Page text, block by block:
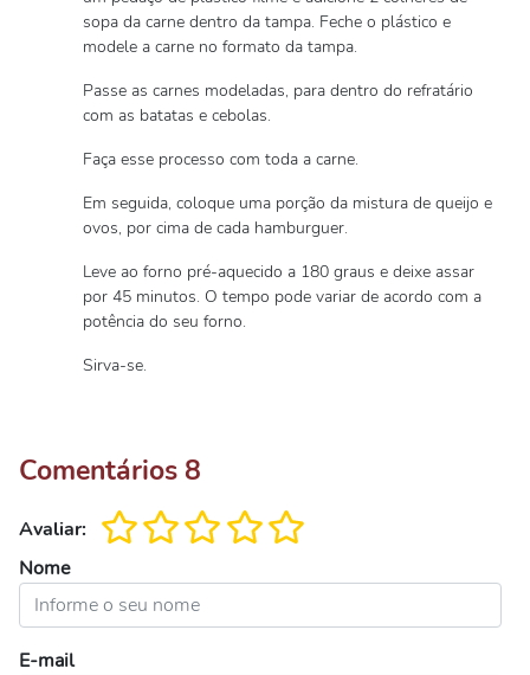
sopa da carne dentro da tampa. Feche o plástico e
modele a carne no formato da tampa.
Passe as carnes modeladas, para dentro do refratário
com as batatas e cebolas.
Faça esse processo com toda a carne.
Em seguida, coloque uma porção da mistura de queijo e
ovos, por cima de cada hamburguer.
Leve ao forno pré-aquecido a 180 graus e deixe assar
por 45 minutos. O tempo pode variar de acordo com a
potência do seu forno.
Sirva-se.
Comentários 8
Avaliar:
Nome
E-mail